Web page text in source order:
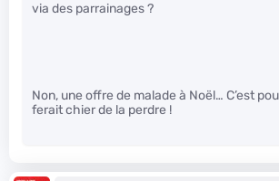
via des parrainages ?
Non, une offre de malade à Noël… C’est
ferait chier de la perdre !